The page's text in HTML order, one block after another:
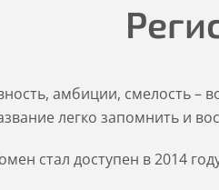
амбиции, смелость –
легко запомнить и
стал доступен в 2014